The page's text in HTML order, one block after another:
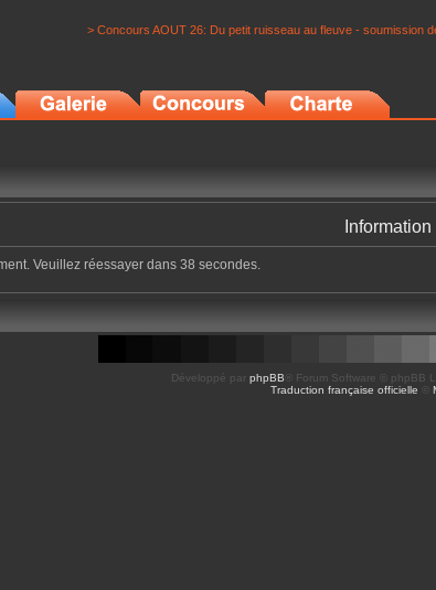
> Concours AOUT 26: Du petit ruisseau au fleuve - soumission
Information
Veuillez réessayer dans 38 secondes.
Développé par phpBB ® Forum Software © phpBB
Traduction française officielle